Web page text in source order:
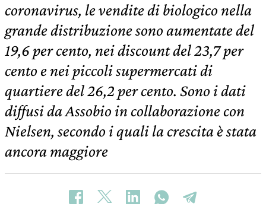
coronavirus, le vendite di biologico nella
grande distribuzione sono aumentate del
19,6 per cento, nei discount del 23,7 per
cento e nei piccoli supermercati di
quartiere del 26,2 per cento. Sono i dati
diffusi da Assobio in collaborazione con
Nielsen, secondo i quali la crescita è stata
ancora maggiore